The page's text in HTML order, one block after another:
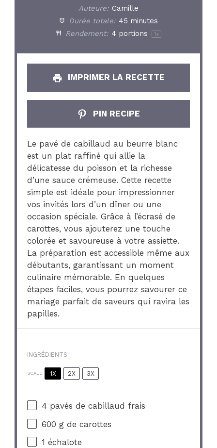
Auteure: Camille
Durée totale: 45 minutes
Rendement: 4 portions 1 x
IMPRIMER LA RECETTE
PIN RECIPE
Le pavé de cabillaud au beurre blanc
est un plat raffiné qui allie la
délicatesse du poisson et la richesse
d’une sauce crémeuse. Cette recette
simple est idéale pour impressionner
vos invités lors d’un dîner ou une
occasion spéciale. Grâce à l’écrasé de
carottes, vous ajouterez une touche
colorée et savoureuse à votre assiette.
La préparation est accessible même aux
débutants, garantissant un moment
culinaire mémorable. En quelques
étapes faciles, vous pourrez savourer ce
mariage parfait de saveurs qui ravira les
papilles.
INGRÉDIENTS
SCALE 1X 2X 3X
4 pavés de cabillaud frais
600 g de carottes
1 échalote